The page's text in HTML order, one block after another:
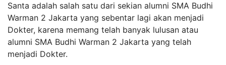
Santa adalah salah satu dari sekian alumni SMA Budhi
Warman 2 Jakarta yang sebentar lagi akan menjadi
Dokter, karena memang telah banyak lulusan atau
alumni SMA Budhi Warman 2 Jakarta yang telah
menjadi Dokter.